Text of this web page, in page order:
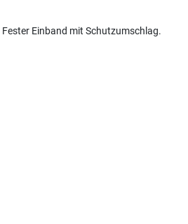
Fester Einband mit Schutzumschlag.